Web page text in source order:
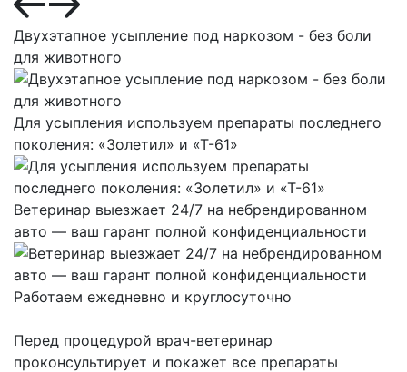
Двухэтапное усыпление под наркозом - без боли
для животного
Для усыпления используем препараты последнего
поколения: «Золетил» и «Т-61»
Ветеринар выезжает 24/7 на небрендированном
авто — ваш гарант полной конфиденциальности
Работаем ежедневно и круглосуточно
Перед процедурой врач-ветеринар
проконсультирует и покажет все препараты